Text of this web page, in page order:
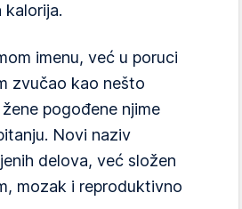
kalorija.
imenu, već u poruci
zvučao kao nešto
pogođene njime
Novi naziv
delova, već složen
mozak i reproduktivno